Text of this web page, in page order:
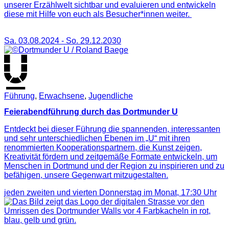
unserer Erzählwelt sichtbar und evaluieren und entwickeln
diese mit Hilfe von euch als Besucher*innen weiter.
Sa. 03.08.2024 - So. 29.12.2030
Führung, Erwachsene, Jugendliche
Feierabendführung durch das Dortmunder U
Entdeckt bei dieser Führung die spannenden, interessanten
und sehr unterschiedlichen Ebenen im „U“ mit ihren
renommierten Kooperationspartnern, die Kunst zeigen,
Kreativität fördern und zeitgemäße Formate entwickeln, um
Menschen in Dortmund und der Region zu inspirieren und zu
befähigen, unsere Gegenwart mitzugestalten.
jeden zweiten und vierten Donnerstag im Monat, 17:30 Uhr